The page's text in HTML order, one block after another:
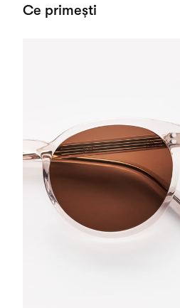
Ce primești